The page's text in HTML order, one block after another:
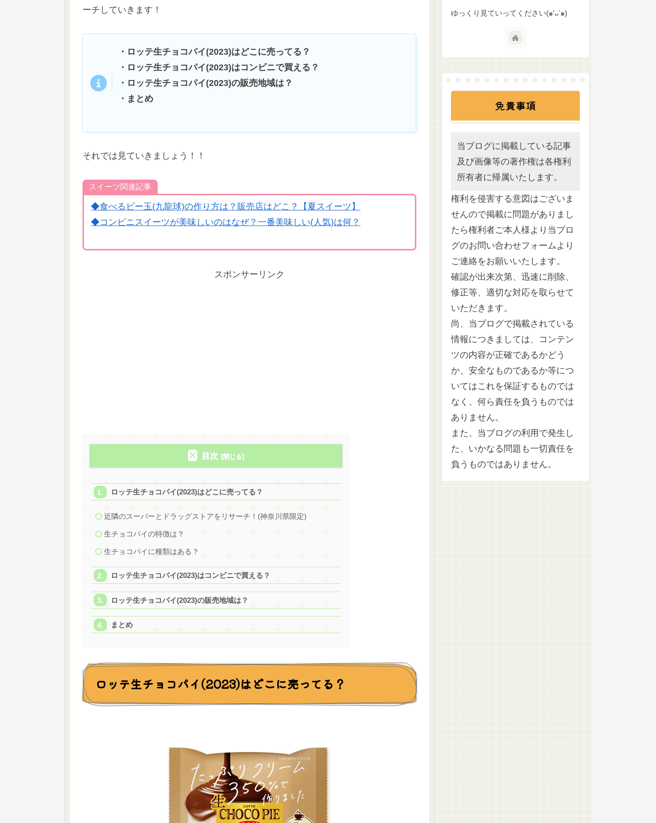
ーチしていきます！
・ロッテ生チョコパイ(2023)はどこに売ってる？
・ロッテ生チョコパイ(2023)はコンビニで買える？
・ロッテ生チョコパイ(2023)の販売地域は？
・まとめ
それでは見ていきましょう！！
スイーツ関連記事
◆食べるビー玉(九龍球)の作り方は？販売店はどこ？【夏スイーツ】
◆コンビニスイーツが美味しいのはなぜ？一番美味しい(人気)は何？
スポンサーリンク
目次
ロッテ生チョコパイ(2023)はどこに売ってる？
近隣のスーパーとドラッグストアをリサーチ！(神奈川県限定)
生チョコパイの特徴は？
生チョコパイに種類はある？
ロッテ生チョコパイ(2023)はコンビニで買える？
ロッテ生チョコパイ(2023)の販売地域は？
まとめ
ロッテ生チョコパイ(2023)はどこに売ってる？
ゆっくり見ていってください(๑′ᴗ‵๑)
免責事項
当ブログに掲載している記事
及び画像等の著作権は各権利
所有者に帰属いたします。
権利を侵害する意図はございま
せんので掲載に問題がありまし
たら権利者ご本人様より当ブロ
グのお問い合わせフォームより
ご連絡をお願いいたします。
確認が出来次第、迅速に削除、
修正等、適切な対応を取らせて
いただきます。
尚、当ブログで掲載されている
情報につきましては、コンテン
ツの内容が正確であるかどう
か、安全なものであるか等につ
いてはこれを保証するものでは
なく、何ら責任を負うものでは
ありません。
また、当ブログの利用で発生し
た、いかなる問題も一切責任を
負うものではありません。